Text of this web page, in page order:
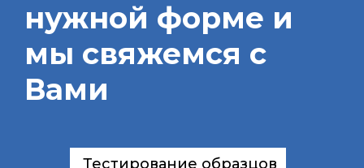
нужной форме и
мы свяжемся с
Вами
Тестирование образцов